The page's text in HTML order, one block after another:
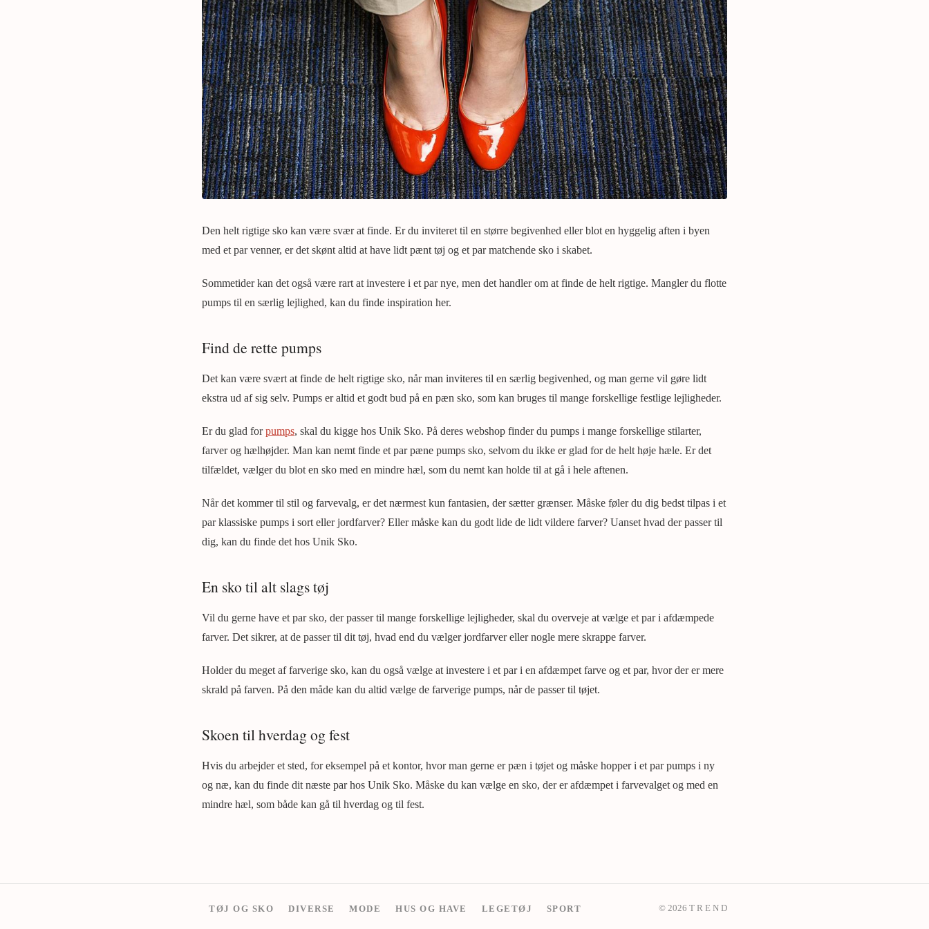
Den helt rigtige sko kan være svær at finde. Er du inviteret til en større begivenhed eller blot en hyggelig aften i byen
med et par venner, er det skønt altid at have lidt pænt tøj og et par matchende sko i skabet.
Sommetider kan det også være rart at investere i et par nye, men det handler om at finde de helt rigtige. Mangler du flotte
pumps til en særlig lejlighed, kan du finde inspiration her.
Find de rette pumps
Det kan være svært at finde de helt rigtige sko, når man inviteres til en særlig begivenhed, og man gerne vil gøre lidt
ekstra ud af sig selv. Pumps er altid et godt bud på en pæn sko, som kan bruges til mange forskellige festlige lejligheder.
Er du glad forpumps, skal du kigge hos Unik Sko. På deres webshop finder du pumps i mange forskellige stilarter,
farver og hælhøjder. Man kan nemt finde et par pæne pumps sko, selvom du ikke er glad for de helt høje hæle. Er det
tilfældet, vælger du blot en sko med en mindre hæl, som du nemt kan holde til at gå i hele aftenen.
Når det kommer til stil og farvevalg, er det nærmest kun fantasien, der sætter grænser. Måske føler du dig bedst tilpas i et
par klassiske pumps i sort eller jordfarver? Eller måske kan du godt lide de lidt vildere farver? Uanset hvad der passer til
dig, kan du finde det hos Unik Sko.
En sko til alt slags tøj
Vil du gerne have et par sko, der passer til mange forskellige lejligheder, skal du overveje at vælge et par i afdæmpede
farver. Det sikrer, at de passer til dit tøj, hvad end du vælger jordfarver eller nogle mere skrappe farver.
Holder du meget af farverige sko, kan du også vælge at investere i et par i en afdæmpet farve og et par, hvor der er mere
skrald på farven. På den måde kan du altid vælge de farverige pumps, når de passer til tøjet.
Skoen til hverdag og fest
Hvis du arbejder et sted, for eksempel på et kontor, hvor man gerne er pæn i tøjet og måske hopper i et par pumps i ny
og næ, kan du finde dit næste par hos Unik Sko. Måske du kan vælge en sko, der er afdæmpet i farvevalget og med en
mindre hæl, som både kan gå til hverdag og til fest.
TØJ OG SKO DIVERSE MODE HUS OG HAVE LEGETØJ SPORT © 2026 T R E N D